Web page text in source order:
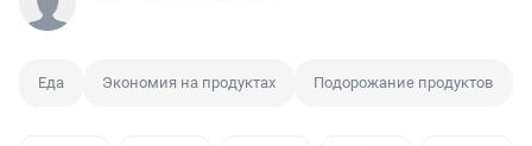
Еда Экономия на продуктах Подорожание продуктов